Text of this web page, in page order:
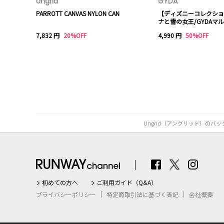
PARROTT CANVAS NYLON CAN
7,832 円 20%OFF
【ディズニーコレクシ
ナと雪の女王/GYDAマ
4,990 円 50%OFF
Ungrid（アングリッド）のバッ
初めての方へ
ご利用ガイド（Q&A）
プライバシーポリシー
特定商取引法に基づく表記 会社概要